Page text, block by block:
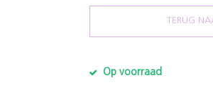
TERUG
Op voorraad